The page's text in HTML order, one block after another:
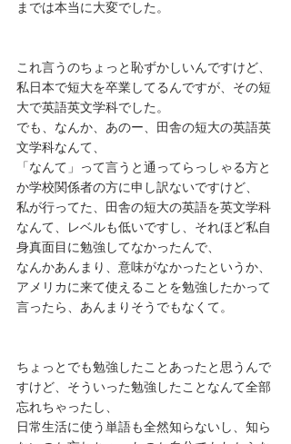
までは本当に大変でした。
これ言うのちょっと恥ずかしいんですけど、
私日本で短大を卒業してるんですが、その短
大で英語英文学科でした。
でも、なんか、あのー、田舎の短大の英語英
文学科なんて、
「なんて」って言うと通ってらっしゃる方と
か学校関係者の方に申し訳ないですけど、
私が行ってた、田舎の短大の英語を英文学科
なんて、レベルも低いですし、それほど私自
身真面目に勉強してなかったんで、
なんかあんまり、意味がなかったというか、
アメリカに来て使えることを勉強したかって
言ったら、あんまりそうでもなくて。
ちょっとでも勉強したことあったと思うんで
すけど、そういった勉強したことなんて全部
忘れちゃったし、
日常生活に使う単語も全然知らないし、知ら